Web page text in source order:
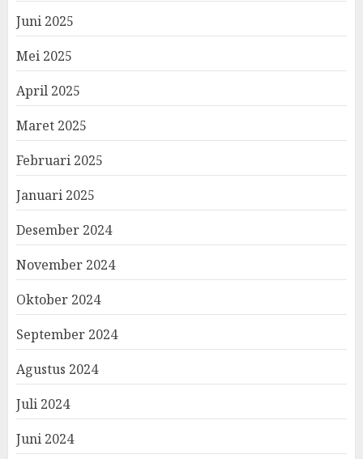
Juni 2025
Mei 2025
April 2025
Maret 2025
Februari 2025
Januari 2025
Desember 2024
November 2024
Oktober 2024
September 2024
Agustus 2024
Juli 2024
Juni 2024